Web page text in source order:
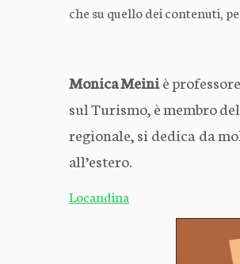
che su quello dei contenuti,
Monica Meiniè
sul Turismo, è membro
regionale, si dedica da
all’estero.
Locandina